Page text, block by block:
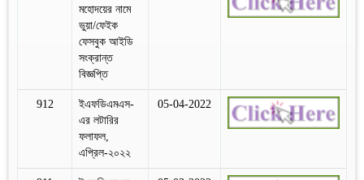
মহোদয়ের নামে
ভুয়া/ফেইক
ফেসবুক আইডি
সংক্রান্ত
বিজ্ঞপ্তি
912
ইএফডিএমএস-
এর লটারির
ফলাফল,
এপ্রিল-২০২২
05-04-2022